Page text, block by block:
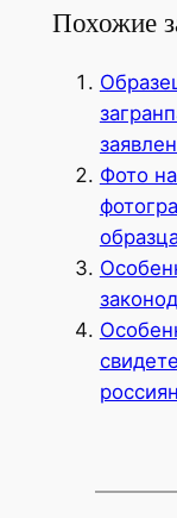
Похожие
Фото
россиян